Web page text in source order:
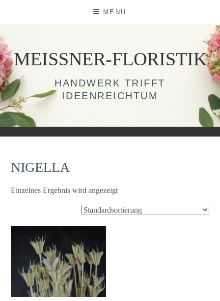
MENU
MEISSNER-FLORISTIK
HANDWERK TRIFFT
IDEENREICHTUM
NIGELLA
Einzelnes Ergebnis wird angezeigt